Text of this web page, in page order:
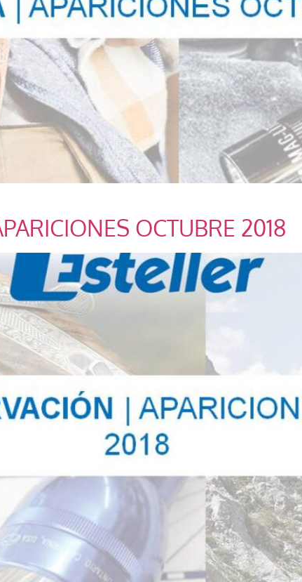
OCTUBRE 2018